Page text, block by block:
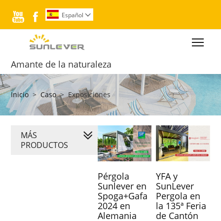
  Español 
Amante de la naturaleza
Inicio > Caso > Exposiciones
Pérgola
Sunlever en
Spoga+Gafa
2024 en
Alemania
YFA y
SunLever
Pergola en
la 135ª Feria
de Cantón
MÁS
PRODUCTOS